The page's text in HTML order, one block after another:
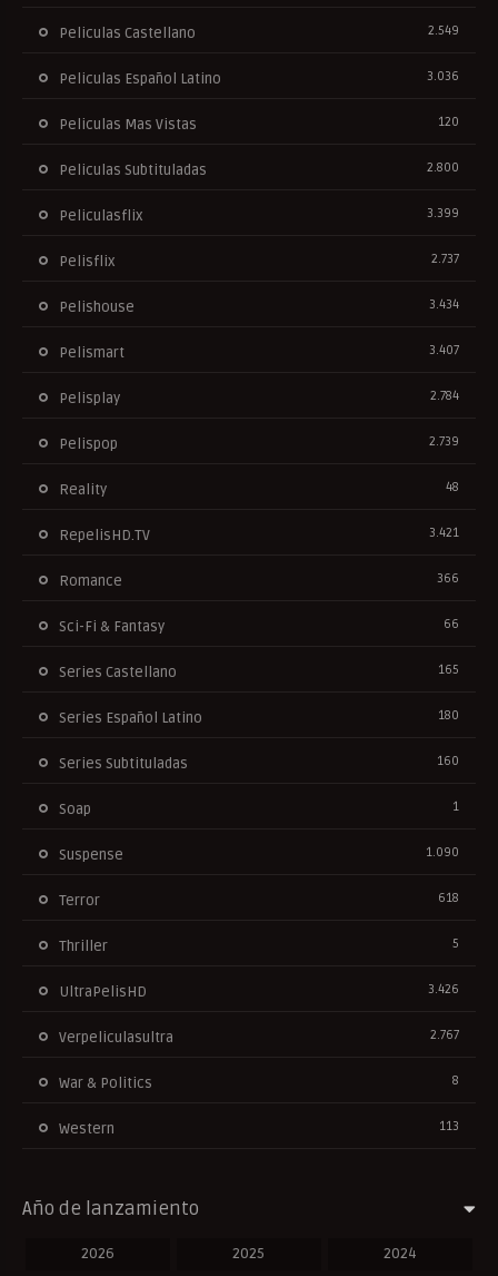
Peliculas Castellano 2.549
Peliculas Español Latino 3.036
Peliculas Mas Vistas 120
Peliculas Subtituladas 2.800
Peliculasflix 3.399
Pelisflix 2.737
Pelishouse 3.434
Pelismart 3.407
Pelisplay 2.784
Pelispop 2.739
Reality 48
RepelisHD.TV 3.421
Romance 366
Sci-Fi & Fantasy 66
Series Castellano 165
Series Español Latino 180
Series Subtituladas 160
Soap 1
Suspense 1.090
Terror 618
Thriller 5
UltraPelisHD 3.426
Verpeliculasultra 2.767
War & Politics 8
Western 113
Año de lanzamiento
2026 2025 2024